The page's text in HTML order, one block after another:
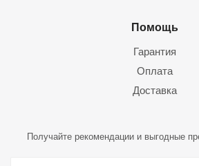
Помощь
Гарантия
Оплата
Доставка
Получайте рекомендации и выгодные